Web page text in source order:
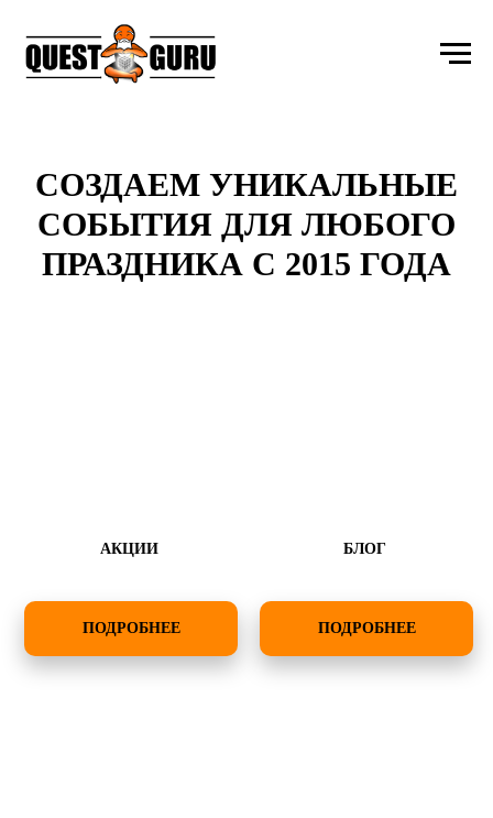
СОЗДАЕМ УНИКАЛЬНЫЕ
СОБЫТИЯ ДЛЯ ЛЮБОГО
ПРАЗДНИКА С 2015 ГОДА
АКЦИИ
ПОДРОБНЕЕ
БЛОГ
ПОДРОБНЕЕ